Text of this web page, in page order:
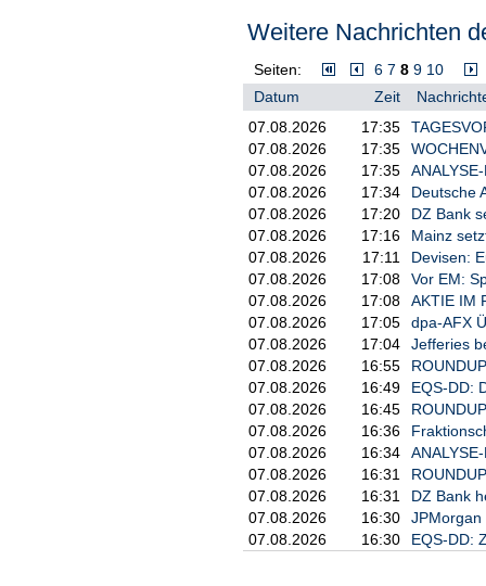
OpenAI besteht aus einem
laut Satzung untergeordnet ist.
Klage, er sei von Altman und
die Entwicklung Künstlicher
seine Anwälte. Inzwischen
davon profitierten nun Altman,
"gemeinnützige Organisation
OpenAI widerspricht und
zusätzliche auf Gewinn
Investitionen zu heben,
Weitere Nachrichten
Seiten: 6 7 8 9 10
Datum
Zeit
07.08.2026
17:35
07.08.2026
17:35
07.08.2026
17:35
07.08.2026
17:34
Deutsche
07.08.2026
17:20
DZ Bank
07.08.2026
17:16
Mainz
07.08.2026
17:11
Devisen:
07.08.2026
17:08
Vor EM:
07.08.2026
17:08
AKTIE IM
07.08.2026
17:05
dpa-AFX
07.08.2026
17:04
Jefferies
07.08.2026
16:55
07.08.2026
16:49
EQS-DD:
07.08.2026
16:45
07.08.2026
16:36
07.08.2026
16:34
07.08.2026
16:31
07.08.2026
16:31
DZ Bank
07.08.2026
16:30
07.08.2026
16:30 EQS-DD: